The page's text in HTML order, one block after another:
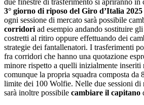
due finestre di trasferimento si apriranno in
3° giorno di riposo del Giro d’Italia 2025
ogni sessione di mercato sarà possibile
corridori ad esempio andando sostituire
costretti al ritiro oppure effettuando dei
strategie dei fantallenatori. I trasferimenti
fra corridori che hanno una quotazione
minore rispetto a quelli inizialmente inseriti
comunque la propria squadra composta da
limite dei 100 Wolfie. Nelle due sessioni di
sarà inoltre possibile cambiare il capitano